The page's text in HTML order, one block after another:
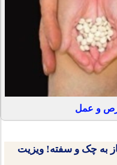
و عمل
به چک و سفته! ویزیت